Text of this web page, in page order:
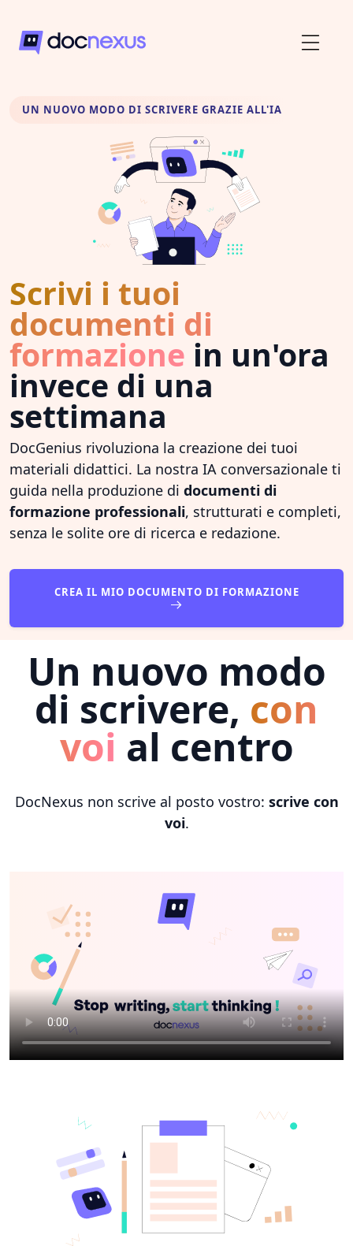
UN NUOVO MODO DI SCRIVERE GRAZIE ALL'IA
Scrivi i tuoi
documenti di
formazione in un'ora
invece di una
settimana
DocGenius rivoluziona la creazione dei tuoi
materiali didattici. La nostra IA conversazionale ti
guida nella produzione di documenti di
formazione professionali, strutturati e completi,
senza le solite ore di ricerca e redazione.
CREA IL MIO DOCUMENTO DI FORMAZIONE
Un nuovo modo
di scrivere, con
voi al centro
DocNexus non scrive al posto vostro: scrive con
voi.